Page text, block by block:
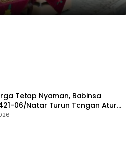
Tetap Nyaman, Babinsa
06/Natar Turun Tangan Atur
di Depan Masjid Baiturrohim